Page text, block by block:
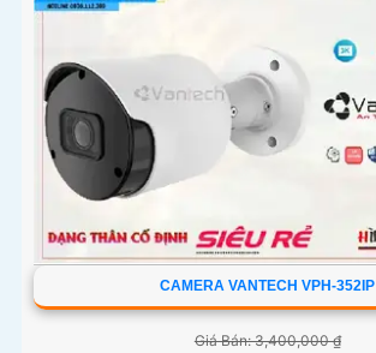
CAMERA VANTECH VPH-352IP
Giá Bán: 3,400,000 ₫